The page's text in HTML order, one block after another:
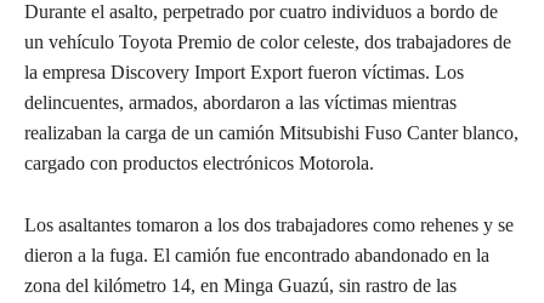
Durante el asalto, perpetrado por cuatro individuos a bordo de
un vehículo Toyota Premio de color celeste, dos trabajadores de
la empresa Discovery Import Export fueron víctimas. Los
delincuentes, armados, abordaron a las víctimas mientras
realizaban la carga de un camión Mitsubishi Fuso Canter blanco,
cargado con productos electrónicos Motorola.
Los asaltantes tomaron a los dos trabajadores como rehenes y se
dieron a la fuga. El camión fue encontrado abandonado en la
zona del kilómetro 14, en Minga Guazú, sin rastro de las